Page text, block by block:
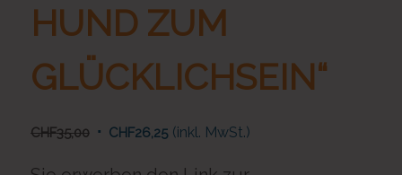
HUND ZUM
GLÜCKLICHSEIN“
CHF35,00 Ursprünglicher
war:
CHF26,25Aktueller
ist:
(inkl. MwSt.)